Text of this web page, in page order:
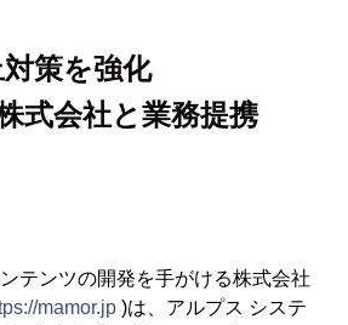
対策を強化
式会社と業務提携
テンツの開発を手がける株式会社
mamor.jp )は、アルプス システ